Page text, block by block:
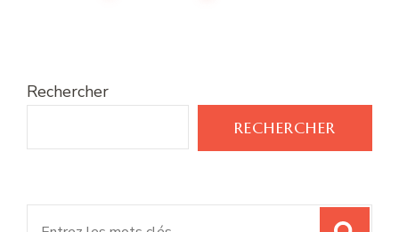
Rechercher
RECHERCHER